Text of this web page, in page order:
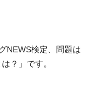
NEWS検定、問題は
？」です。